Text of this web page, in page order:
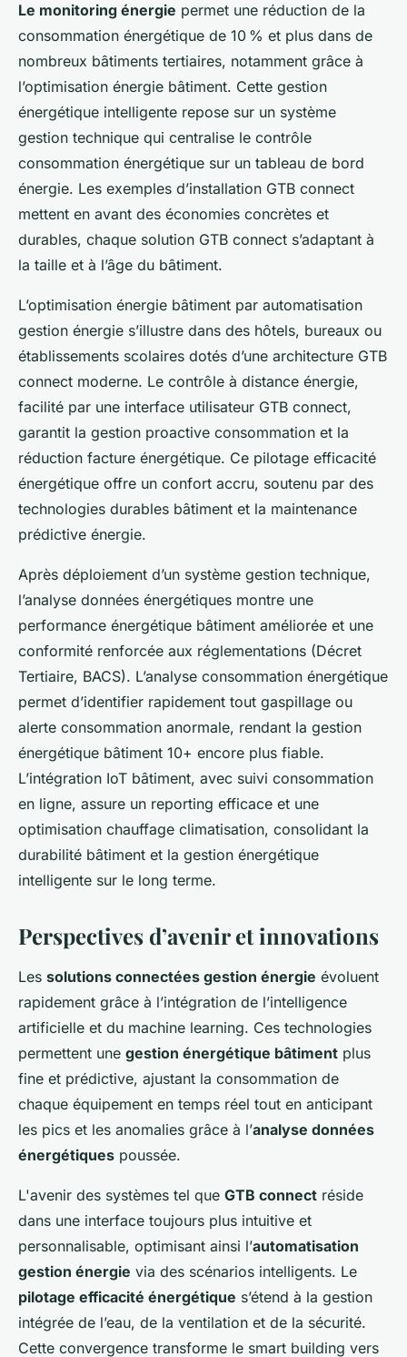
Le monitoring énergie permet une réduction de la
consommation énergétique de 10 % et plus dans de
nombreux bâtiments tertiaires, notamment grâce à
l’optimisation énergie bâtiment. Cette gestion
énergétique intelligente repose sur un système
gestion technique qui centralise le contrôle
consommation énergétique sur un tableau de bord
énergie. Les exemples d’installation GTB connect
mettent en avant des économies concrètes et
durables, chaque solution GTB connect s’adaptant à
la taille et à l’âge du bâtiment.
L’optimisation énergie bâtiment par automatisation
gestion énergie s’illustre dans des hôtels, bureaux ou
établissements scolaires dotés d’une architecture GTB
connect moderne. Le contrôle à distance énergie,
facilité par une interface utilisateur GTB connect,
garantit la gestion proactive consommation et la
réduction facture énergétique. Ce pilotage efficacité
énergétique offre un confort accru, soutenu par des
technologies durables bâtiment et la maintenance
prédictive énergie.
Après déploiement d’un système gestion technique,
l’analyse données énergétiques montre une
performance énergétique bâtiment améliorée et une
conformité renforcée aux réglementations (Décret
Tertiaire, BACS). L’analyse consommation énergétique
permet d’identifier rapidement tout gaspillage ou
alerte consommation anormale, rendant la gestion
énergétique bâtiment 10+ encore plus fiable.
L’intégration IoT bâtiment, avec suivi consommation
en ligne, assure un reporting efficace et une
optimisation chauffage climatisation, consolidant la
durabilité bâtiment et la gestion énergétique
intelligente sur le long terme.
Perspectives d’avenir et innovations
Les solutions connectées gestion énergie évoluent
rapidement grâce à l’intégration de l’intelligence
artificielle et du machine learning. Ces technologies
permettent une gestion énergétique bâtiment plus
fine et prédictive, ajustant la consommation de
chaque équipement en temps réel tout en anticipant
les pics et les anomalies grâce à l’analyse données
énergétiques poussée.
L'avenir des systèmes tel que GTB connect réside
dans une interface toujours plus intuitive et
personnalisable, optimisant ainsi l’automatisation
gestion énergie via des scénarios intelligents. Le
pilotage efficacité énergétique s’étend à la gestion
intégrée de l’eau, de la ventilation et de la sécurité.
Cette convergence transforme le smart building vers